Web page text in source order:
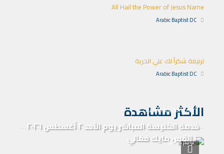
All Hail the Power of Jesus Name
Arabic Baptist DC
ترنيمة شكراً لك علي الحرية
Arabic Baptist DC
الأكثر مشاهدة
خدمة الكنيسة المباشرة
خدمة الكنيسة المباشر يوم الأحد ٢ أغسطس ٢٠٢٦
– القس مايك فغالي
ترانيم كنيسة